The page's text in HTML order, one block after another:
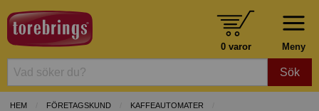
Meny
0 varor
Sök
HEM FÖRETAGSKUND
KAFFEAUTOMATER